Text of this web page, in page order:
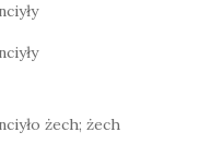
żech; żech